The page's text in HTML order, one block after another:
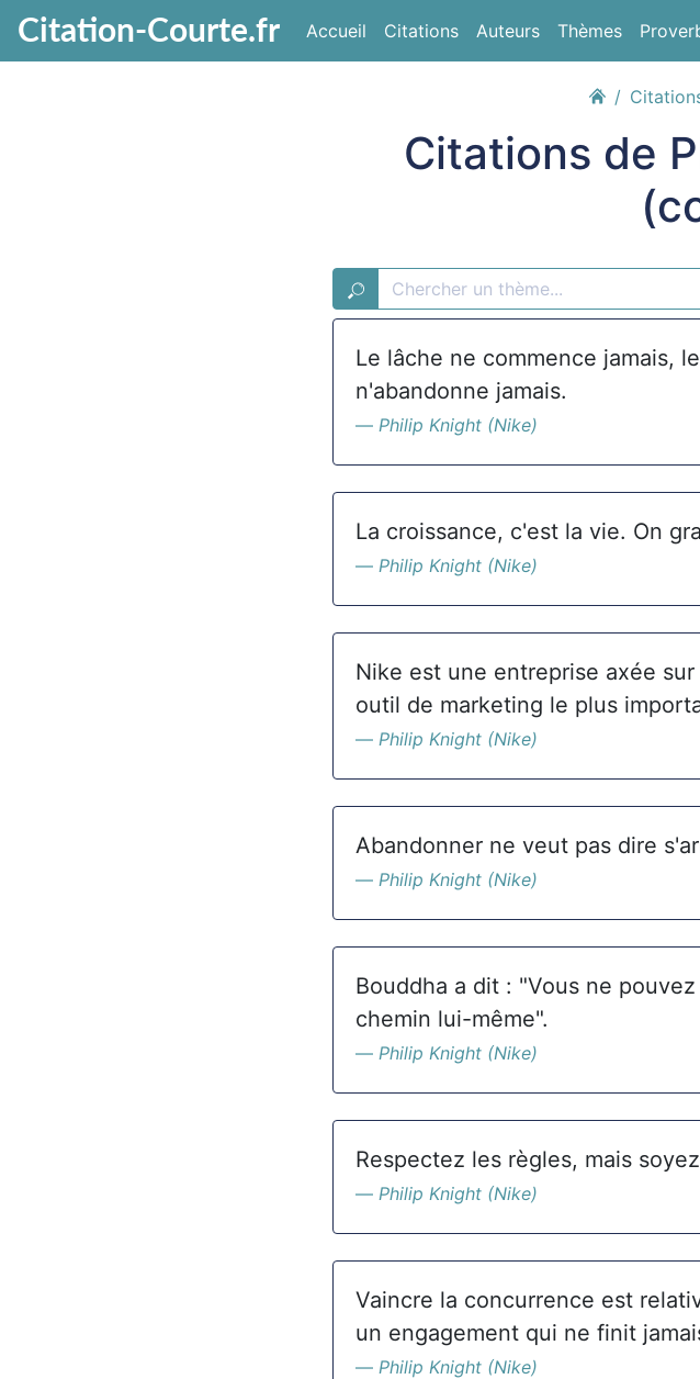
Citation-Courte.fr Accueil Citations Auteurs Thèmes
Citations de
Le lâche ne commence jamais,
n'abandonne jamais.
Philip Knight (Nike)
La croissance, c'est la vie. On
Philip Knight (Nike)
Nike est une entreprise axée
outil de marketing le plus
Philip Knight (Nike)
Abandonner ne veut pas dire
Philip Knight (Nike)
Bouddha a dit : "Vous ne
chemin lui-même".
Philip Knight (Nike)
Respectez les règles, mais
Philip Knight (Nike)
Vaincre la concurrence est
un engagement qui ne finit
Philip Knight (Nike)